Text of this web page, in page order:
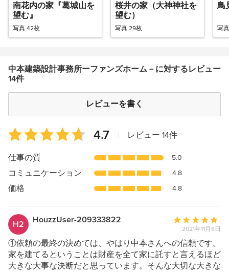
南花内の家『葛城山を
望む』
写真 42枚
桜井の家（大神神社を
望む）
写真 29枚
鳥
写
中本建築設計事務所ーファンズホーム－に対するレビュー
14件
レビューを書く
平
均
評
5
つ
星
4.7
4.7 レビュー 14件
仕事の質 5.0
コミュニケーション 4.8
価格 4.8
H2 HouzzUser-209333822
平
評
価：
5
2021年11月6日
①依頼の最終の決めては、やはり中本さんへの信頼です。
家を建てるということは財産を全て家に託すと言えるほど
大きな大事な決断だと思っています。そんな大切な大きな